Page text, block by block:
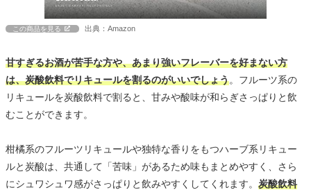
この商品を見る 出典：Amazon
甘すぎるお酒が苦手な方や、あまり強いフレーバーを好まない方
は、炭酸飲料でリキュールを割るのがいいでしょう。フルーツ系の
リキュールを炭酸飲料で割ると、甘みや酸味が和らぎさっぱりと飲
むことができます。
柑橘系のフルーツリキュールや独特な香りをもつハーブ系リキュー
ルと炭酸は、共通して「苦味」があるため味もまとめやすく、さら
にシュワシュワ感がさっぱりと飲みやすくしてくれます。 炭酸飲料